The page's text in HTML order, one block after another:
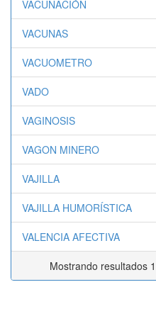
VACUNACIÓN
VACUNAS
VACUOMETRO
VADO
VAGINOSIS
VAGON MINERO
VAJILLA
VAJILLA HUMORÍSTICA
VALENCIA AFECTIVA
Mostrando resultados